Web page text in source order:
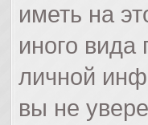
иметь на
иного вида
личной
вы не